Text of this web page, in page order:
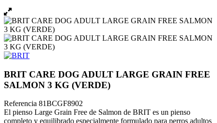
BRIT CARE DOG ADULT LARGE GRAIN FREE
SALMON 3 KG (VERDE)
Referencia 81BCGF8902
El pienso Large Grain Free de Salmon de BRIT es un pienso
completo y equilibrado especialmente formulado para perros adultos